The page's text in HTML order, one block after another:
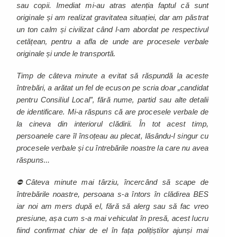
sau copii. Imediat mi-au atras atenția faptul că sunt
originale și am realizat gravitatea situației, dar am păstrat
un ton calm și civilizat când l-am abordat pe respectivul
cetățean, pentru a afla de unde are procesele verbale
originale și unde le transportă.
Timp de câteva minute a evitat să răspundă la aceste
întrebări, a arătat un fel de ecuson pe scria doar „candidat
pentru Consiliul Local”, fără nume, partid sau alte detalii
de identificare. Mi-a răspuns că are procesele verbale de
la cineva din interiorul clădirii. În tot acest timp,
persoanele care îl însoțeau au plecat, lăsându-l singur cu
procesele verbale și cu întrebările noastre la care nu avea
răspuns...
⛔Câteva minute mai târziu, încercând să scape de
întrebările noastre, persoana s-a întors în clădirea BES
iar noi am mers după el, fără să alerg sau să fac vreo
presiune, așa cum s-a mai vehiculat în presă, acest lucru
fiind confirmat chiar de el în fața polițiștilor ajunși mai